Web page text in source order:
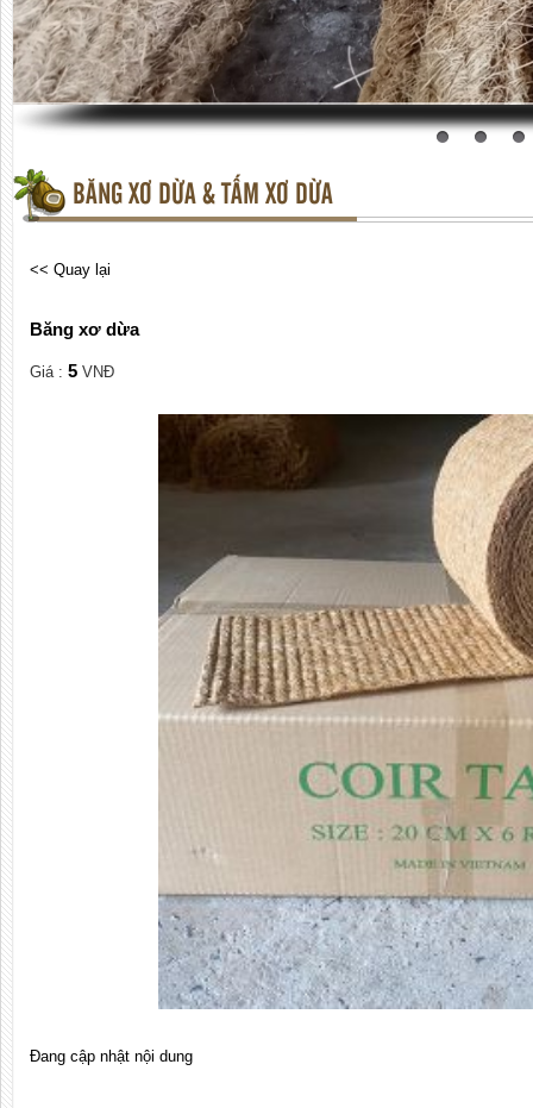
BĂNG XƠ DỪA & TẤM XƠ DỪA
<< Quay lại
Băng xơ dừa
Giá : 5 VNĐ
Đang cập nhật nội dung